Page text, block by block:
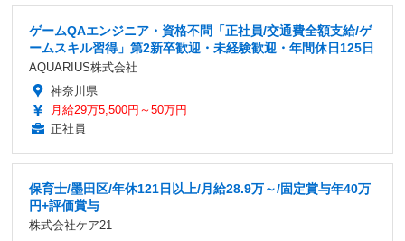
ゲームQAエンジニア・資格不問「正社員/交通費全額支給/ゲ
ームスキル習得」第2新卒歓迎・未経験歓迎・年間休日125日
AQUARIUS株式会社
神奈川県
月給29万5,500円～50万円
正社員
保育士/墨田区/年休121日以上/月給28.9万～/固定賞与年40万
円+評価賞与
株式会社ケア21